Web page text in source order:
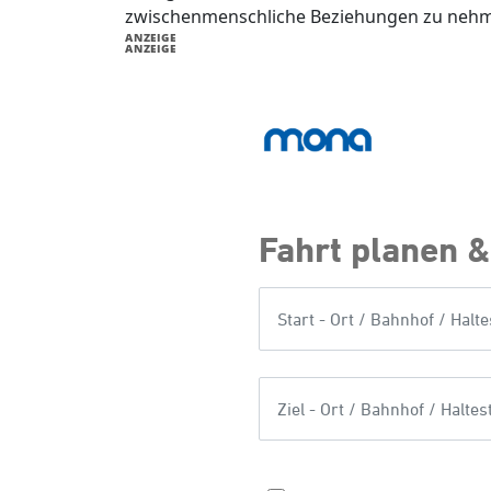
zwischenmenschliche Beziehungen zu
ANZEIGE
ANZEIGE